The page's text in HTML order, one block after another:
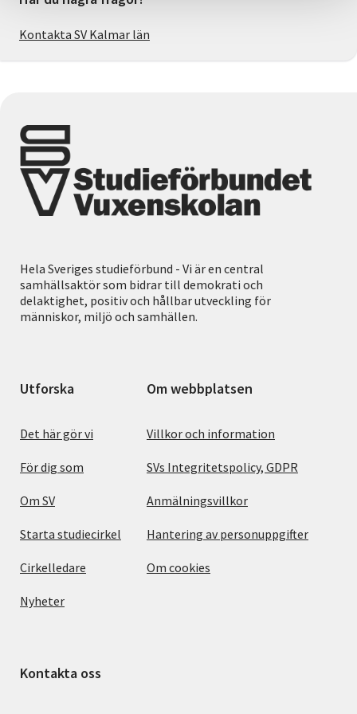
Kontakta SV Kalmar län
Hela Sveriges studieförbund - Vi är en central
samhällsaktör som bidrar till demokrati och
delaktighet, positiv och hållbar utveckling för
människor, miljö och samhällen.
Utforska
Det här gör vi
För dig som
Om SV
Starta studiecirkel
Cirkelledare
Nyheter
Om webbplatsen
Villkor och information
SVs Integritetspolicy, GDPR
Anmälningsvillkor
Hantering av personuppgifter
Om cookies
Kontakta oss